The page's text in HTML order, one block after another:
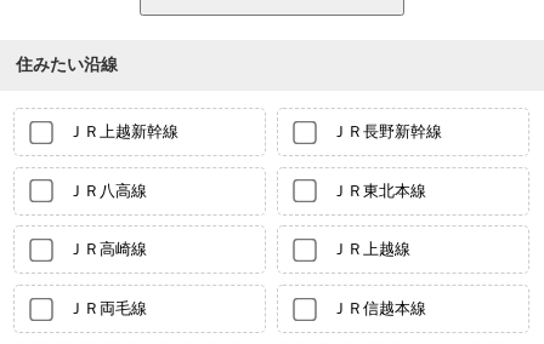
住みたい沿線
ＪＲ上越新幹線 ＪＲ長野新幹線
ＪＲ八高線 ＪＲ東北本線
ＪＲ高崎線 ＪＲ上越線
ＪＲ両毛線 ＪＲ信越本線